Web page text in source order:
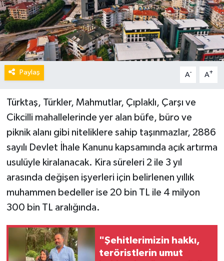
Paylaş A- A+
Türktaş, Türkler, Mahmutlar, Çıplaklı, Çarşı ve
Cikcilli mahallelerinde yer alan büfe, büro ve
piknik alanı gibi niteliklere sahip taşınmazlar, 2886
sayılı Devlet İhale Kanunu kapsamında açık artırma
usulüyle kiralanacak. Kira süreleri 2 ile 3 yıl
arasında değişen işyerleri için belirlenen yıllık
muhammen bedeller ise 20 bin TL ile 4 milyon
300 bin TL aralığında.
"Şehitlerimizin hakkı,
teröristlerin umut